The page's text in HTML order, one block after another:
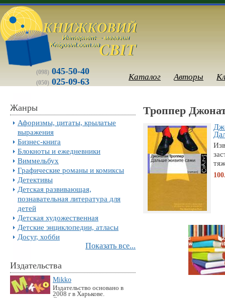
(098) 045-50-40
(050) 025-09-63 Каталог Авторы
Жанры
Афоризмы, цитаты, крылатые
выражения
Бизнес-книга
Блокноты и ежедневники
Виммельбух
Графические романы и комиксы
Детективы
Детская развивающая,
познавательная литература для
детей
Детская художественная
Детские энциклопедии, атласы
Досуг, хобби
Показать все...
Издательства
Mikko
Издательство основано в
2008 г в Харькове.
Троппер